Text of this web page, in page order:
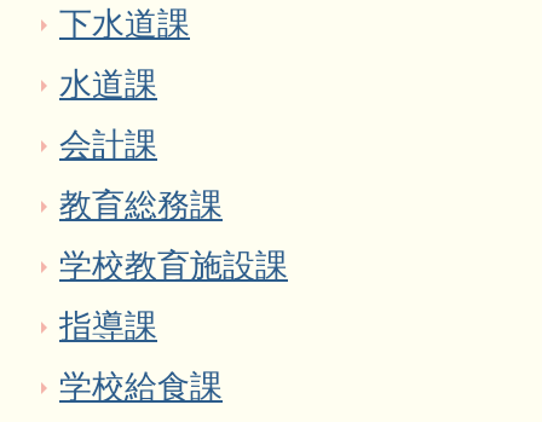
下水道課
水道課
会計課
教育総務課
学校教育施設課
指導課
学校給食課